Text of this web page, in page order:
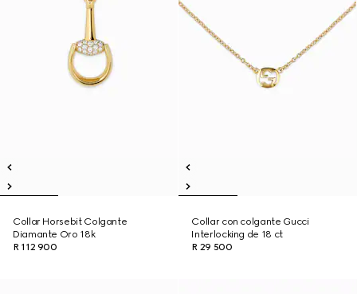
Collar Horsebit Colgante
Diamante Oro 18k
R 112 900
Collar con colgante Gucci
Interlocking de 18 ct
R 29 500